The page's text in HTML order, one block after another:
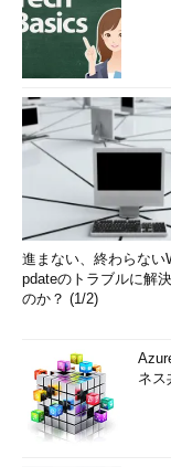
進まない、終わらない
pdateのトラブルに解
のか？ (1/2)
ネス